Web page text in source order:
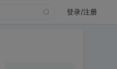
登录/注册